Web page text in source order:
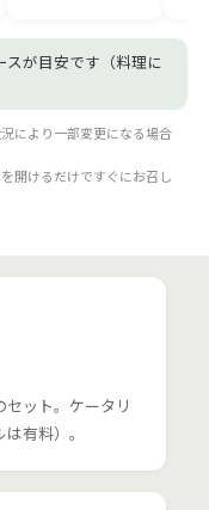
スが目安です（料理に
により一部変更になる場合
開けるだけですぐにお召し
セット。ケータリ
有料）。